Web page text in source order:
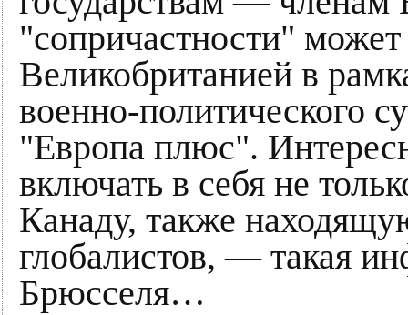
"сопричастности"
Великобританией в
военно-политического
"Европа плюс".
включать в себя не
Канаду, также
глобалистов, — такая
Брюсселя…